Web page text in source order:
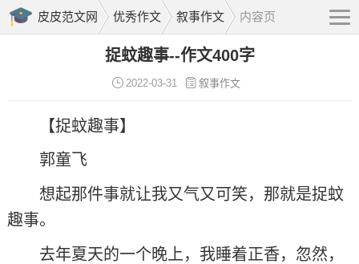
皮皮范文网 优秀作文 叙事作文 内容页
捉蚊趣事--作文400字
2022-03-31 叙事作文
【捉蚊趣事】
郭童飞
想起那件事就让我又气又可笑，那就是捉蚊
趣事。
去年夏天的一个晚上，我睡着正香，忽然，